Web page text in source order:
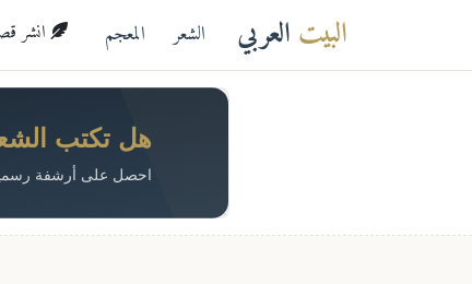
البيت العربي الشعر المعجم انشر
هل تكتب
احصل على أرشفة